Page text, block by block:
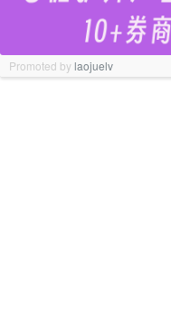
Promoted bylaojuelv